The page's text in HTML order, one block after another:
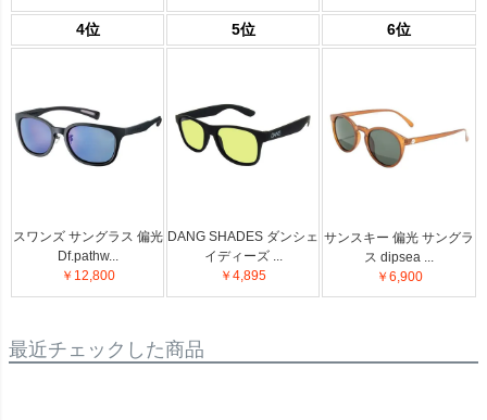
4位 5位 6位
スワンズ サングラス 偏光
Df.pathw...
￥12,800
DANG SHADES ダンシェ
イディーズ ...
￥4,895
サンスキー 偏光 サングラ
ス dipsea ...
￥6,900
最近チェックした商品